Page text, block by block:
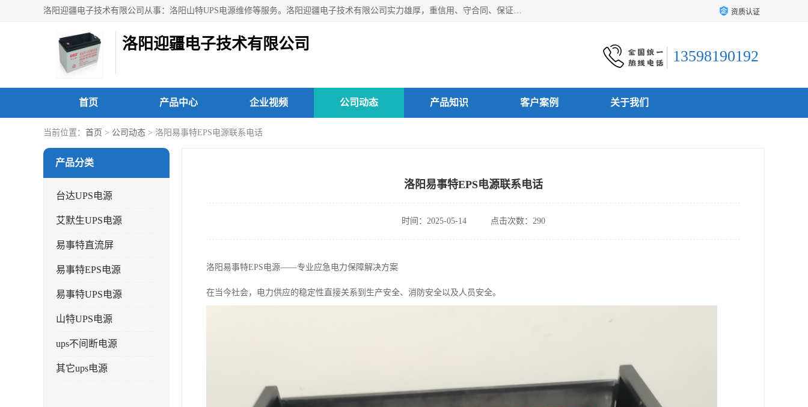
洛阳迎疆电子技术有限公司从事：洛阳山特UPS电源维修等服务。洛阳迎疆电子技术有限公司实力雄厚，重信用、守合同、保证产品质量，以多品种经营特色和薄利多销的原则，赢得了广大客户的信任。公司的宗旨——用服务求发展，用质量求生存！ 资质认证
洛阳迎疆电子技术有限公司
13598190192
首页 产品中心 企业视频 公司动态 产品知识 客户案例 关于我们
当前位置： 首页 > 公司动态 > 洛阳易事特EPS电源联系电话
产品分类
台达UPS电源
艾默生UPS电源
易事特直流屏
易事特EPS电源
易事特UPS电源
山特UPS电源
ups不间断电源
其它ups电源
洛阳易事特EPS电源联系电话
时间：2025-05-14 点击次数：290
洛阳易事特EPS电源——专业应急电力保障解决方案
在当今社会，电力供应的稳定性直接关系到生产安全、消防安全以及人员安全。